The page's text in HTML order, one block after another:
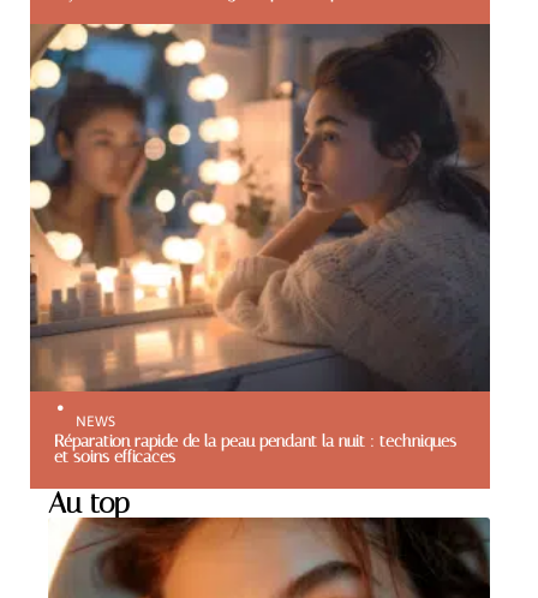
NEWS
Réparation rapide de la peau pendant la nuit : techniques
et soins efficaces
Au top